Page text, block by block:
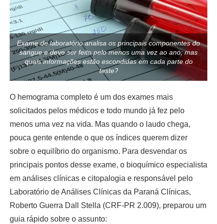
Exame de laboratório analisa os principais componentes do
sangue e deve ser feito pelo menos uma vez ao ano; mas
quais informações estão escondidas em cada parte do
teste?
O hemograma completo é um dos exames mais
solicitados pelos médicos e todo mundo já fez pelo
menos uma vez na vida. Mas quando o laudo chega,
pouca gente entende o que os índices querem dizer
sobre o equilíbrio do organismo. Para desvendar os
principais pontos desse exame, o bioquímico especialista
em análises clínicas e citopalogia e responsável pelo
Laboratório de Análises Clínicas da Paraná Clínicas,
Roberto Guerra Dall Stella (CRF-PR 2.009), preparou um
guia rápido sobre o assunto: